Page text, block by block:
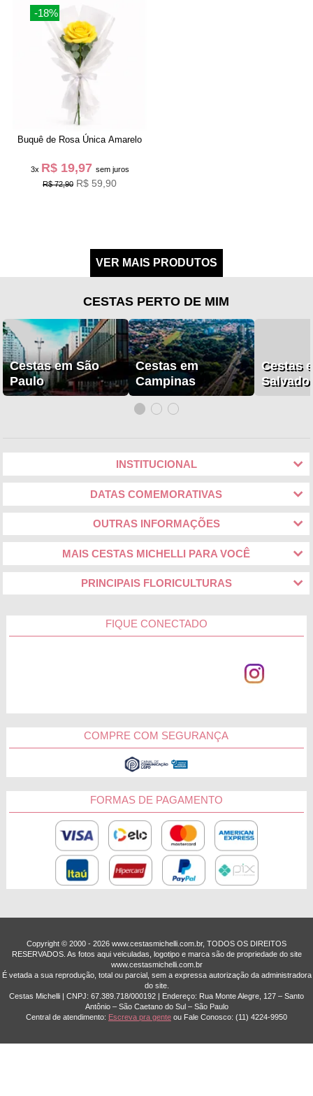
-18%
Buquê de Rosa Única Amarelo
3x R$ 19,97 sem juros
R$ 72,90 R$ 59,90
CESTAS PERTO DE MIM
Cestas em São
Paulo
Cestas em
Campinas
Cestas
INSTITUCIONAL
DATAS COMEMORATIVAS
OUTRAS INFORMAÇÕES
MAIS CESTAS MICHELLI PARA VOCÊ
PRINCIPAIS FLORICULTURAS
FIQUE CONECTADO
COMPRE COM SEGURANÇA
FORMAS DE PAGAMENTO
Copyright © 2000 - ­2026 www.cestasmichelli.com.br, TODOS OS DIREITOS
RESERVADOS. As fotos aqui veiculadas, logotipo e marca são de propriedade do site
www.cestasmichelli.com.br
É vetada a sua reprodução, total ou parcial, sem a expressa autorização da administradora
do site.
Cestas Michelli | CNPJ: 67.389.718/0001­92 | Endereço: Rua Monte Alegre, 127 – Santo
Antônio – São Caetano do Sul – São Paulo
Central de atendimento: Escreva pra gente ou Fale Conosco: (11) 4224-9950